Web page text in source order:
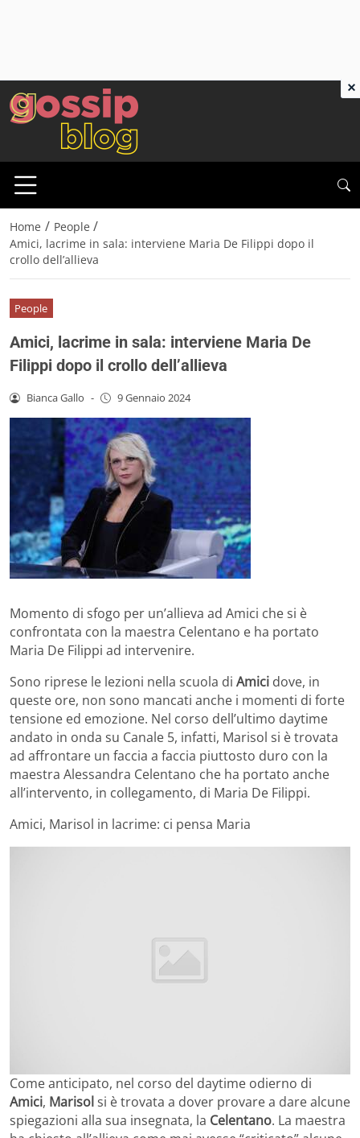
Home / People /
Amici, lacrime in sala: interviene Maria De Filippi dopo il
crollo dell’allieva
People
Amici, lacrime in sala: interviene Maria De
Filippi dopo il crollo dell’allieva
Bianca Gallo - 9 Gennaio 2024
Momento di sfogo per un’allieva ad Amici che si è
confrontata con la maestra Celentano e ha portato
Maria De Filippi ad intervenire.
Sono riprese le lezioni nella scuola di Amici dove, in
queste ore, non sono mancati anche i momenti di forte
tensione ed emozione. Nel corso dell’ultimo daytime
andato in onda su Canale 5, infatti, Marisol si è trovata
ad affrontare un faccia a faccia piuttosto duro con la
maestra Alessandra Celentano che ha portato anche
all’intervento, in collegamento, di Maria De Filippi.
Amici, Marisol in lacrime: ci pensa Maria
Come anticipato, nel corso del daytime odierno di
Amici, Marisolsi è trovata a dover provare a dare alcune
spiegazioni alla sua insegnata, la Celentano. La maestra
×